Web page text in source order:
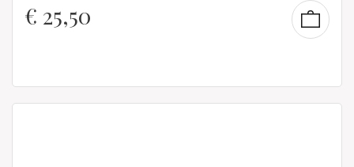
€ 25,50